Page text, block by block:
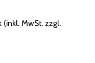
(inkl. MwSt. zzgl.